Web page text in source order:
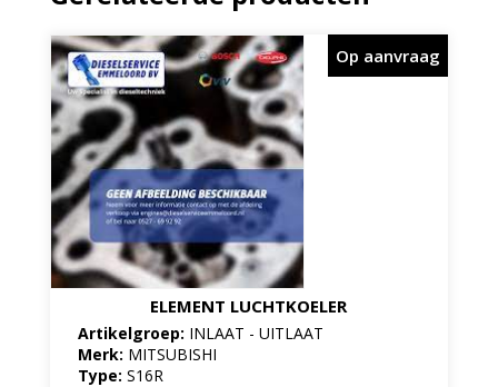
ELEMENT LUCHTKOELER
Artikelgroep: INLAAT - UITLAAT
Merk: MITSUBISHI
Type: S16R
Op aanvraag